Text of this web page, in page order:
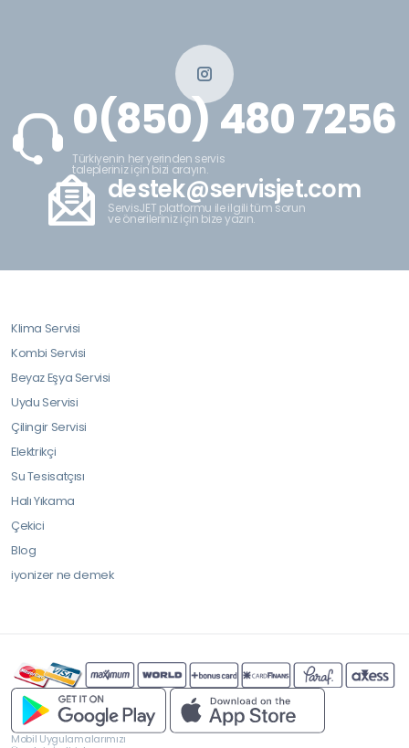
0(850) 480 7256
Türkiyenin her yerinden servis
talepleriniz için bizi arayın.
destek@servisjet.com
ServisJET platformu ile ilgili tüm sorun
ve önerileriniz için bize yazın.
Klima Servisi
Kombi Servisi
Beyaz Eşya Servisi
Uydu Servisi
Çilingir Servisi
Elektrikçi
Su Tesisatçısı
Halı Yıkama
Çekici
Blog
iyonizer ne demek
Mobil Uygulamalarımızı